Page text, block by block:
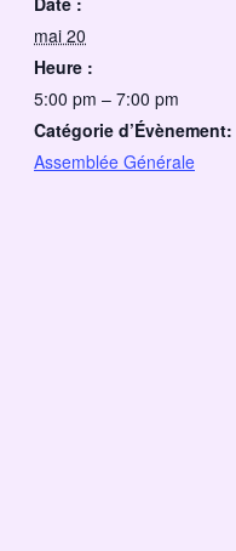
mai 20
Heure :
5:00 pm – 7:00 pm
Catégorie d’Évènement:
Assemblée Générale